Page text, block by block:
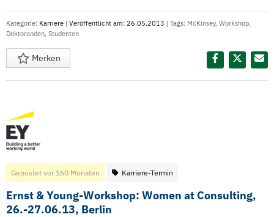
Kategorie: Karriere | Veröffentlicht am: 26.05.2013 | Tags: McKinsey, Workshop,
Doktoranden, Studenten
Merken
Gepostet vor 160 Monaten Karriere-Termin
Ernst & Young-Workshop: Women at Consulting,
26.-27.06.13, Berlin